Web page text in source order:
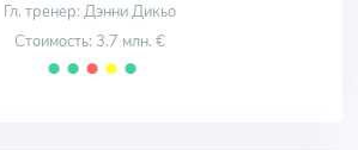
Гл. тренер: Дэнни Дикьо
Стоимость: 3.7 млн. €
⬤ ⬤ ⬤ ⬤ ⬤